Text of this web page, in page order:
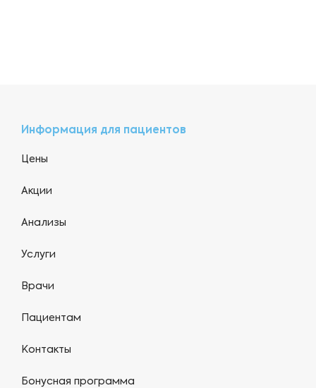
Информация для пациентов
Цены
Акции
Анализы
Услуги
Врачи
Пациентам
Контакты
Бонусная программа